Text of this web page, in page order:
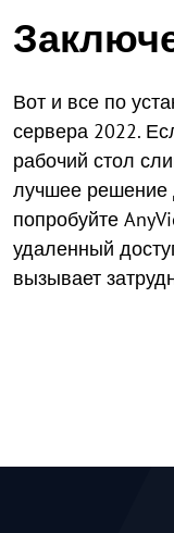
Вот и все по
сервера 2022.
рабочий стол
лучшее решение
попробуйте
удаленный
вызывает